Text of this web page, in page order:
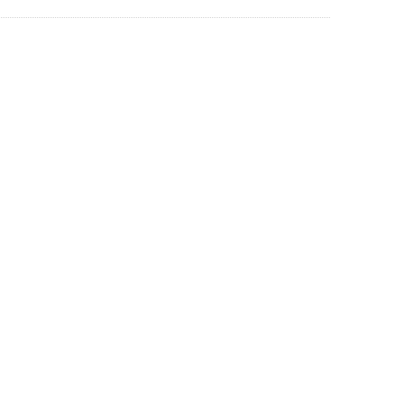
einsehbar und nachträglich nicht änderbar
Themen aus. Sollte keines der Themen
wir Sie über die Statusanzeige sowie per E-Mail
die Benachrichtigungen aktiviert